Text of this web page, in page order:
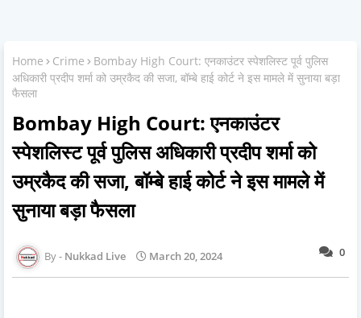
Home Crime
Bombay High Court: एनकाउंटर स्पेशलिस्ट पूर्व पुलिस
अधिकारी प्रदीप शर्मा को उम्रकैद की सजा, बॉम्बे हाई कोर्ट ने इस मामले में सुनाया बड़ा
फैसला
Bombay High Court: एनकाउंटर
स्पेशलिस्ट पूर्व पुलिस अधिकारी प्रदीप शर्मा को
उम्रकैद की सजा, बॉम्बे हाई कोर्ट ने इस मामले में
सुनाया बड़ा फैसला
0
Nukkad Live March 20, 2024